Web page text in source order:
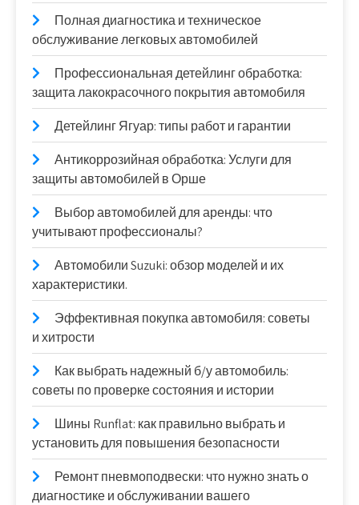
Полная диагностика и техническое
обслуживание легковых автомобилей
Профессиональная детейлинг обработка:
защита лакокрасочного покрытия автомобиля
Детейлинг Ягуар: типы работ и гарантии
Антикоррозийная обработка: Услуги для
защиты автомобилей в Орше
Выбор автомобилей для аренды: что
учитывают профессионалы?
Автомобили Suzuki: обзор моделей и их
характеристики.
Эффективная покупка автомобиля: советы
и хитрости
Как выбрать надежный б/у автомобиль:
советы по проверке состояния и истории
Шины Runflat: как правильно выбрать и
установить для повышения безопасности
Ремонт пневмоподвески: что нужно знать о
диагностике и обслуживании вашего